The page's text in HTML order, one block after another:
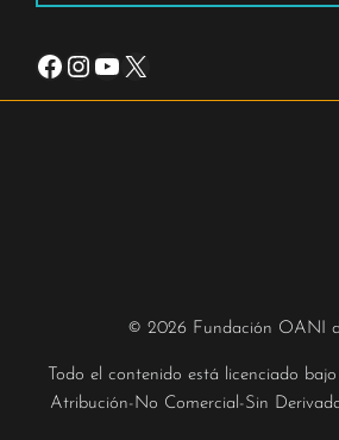
Facebook
Instagram
YouTube
X
© 2026 Fundación OANI
Todo el contenido está licenciado bajo
Atribución-No Comercial-Sin